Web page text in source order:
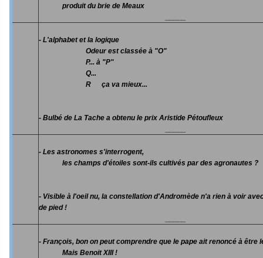
produit du brie de Meaux
- L'alphabet et la logique
Odeur est classée à "O"
P... à "P"
Q...
R ça va mieux...
- Bulbé de La Tache a obtenu le prix Aristide Pétoufleux
- Les astronomes s'interrogent,
les champs d'étoiles sont-ils cultivés par des agronautes ?
- Visible à l'oeil nu, la constellation d'Andromède n'a rien à voir
de pied !
- François, bon on peut comprendre que le pape ait renoncé à être
Mais Benoit XIII !